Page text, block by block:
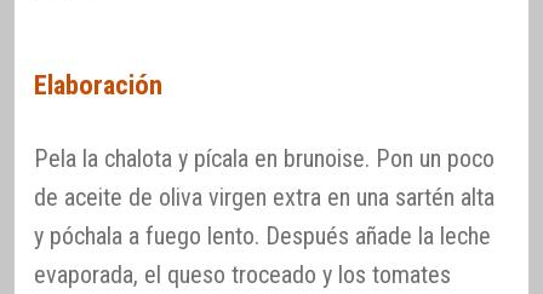
Elaboración
Pela la chalota y pícala en brunoise. Pon un poco
de aceite de oliva virgen extra en una sartén alta
y póchala a fuego lento. Después añade la leche
evaporada, el queso troceado y los tomates